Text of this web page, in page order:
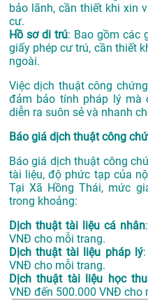
bảo lãnh, cần thiết khi xin
cư.
Hồ sơ di trú: Bao gồm các
giấy phép cư trú, cần thiết
ngoài.
Việc dịch thuật công
đảm bảo tính pháp lý mà
diễn ra suôn sẻ và nhanh
Báo giá dịch thuật công
Báo giá dịch thuật công
tài liệu, độ phức tạp của
Tại Xã Hồng Thái, mức
trong khoảng:
Dịch thuật tài liệu cá nhân
VNĐ cho mỗi trang.
Dịch thuật tài liệu pháp lý
VNĐ cho mỗi trang.
Dịch thuật tài liệu học
VNĐ đến 500.000 VNĐ cho